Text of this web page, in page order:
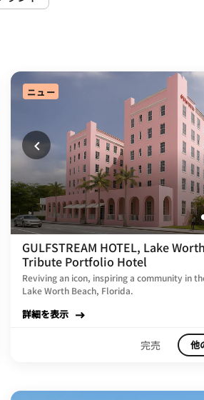
ニュー
GULFSTREAM HOTEL, Lake
Tribute Portfolio Hotel
Reviving an icon, inspiring a community in
Lake Worth Beach, Florida.
詳細を表示
完売 他